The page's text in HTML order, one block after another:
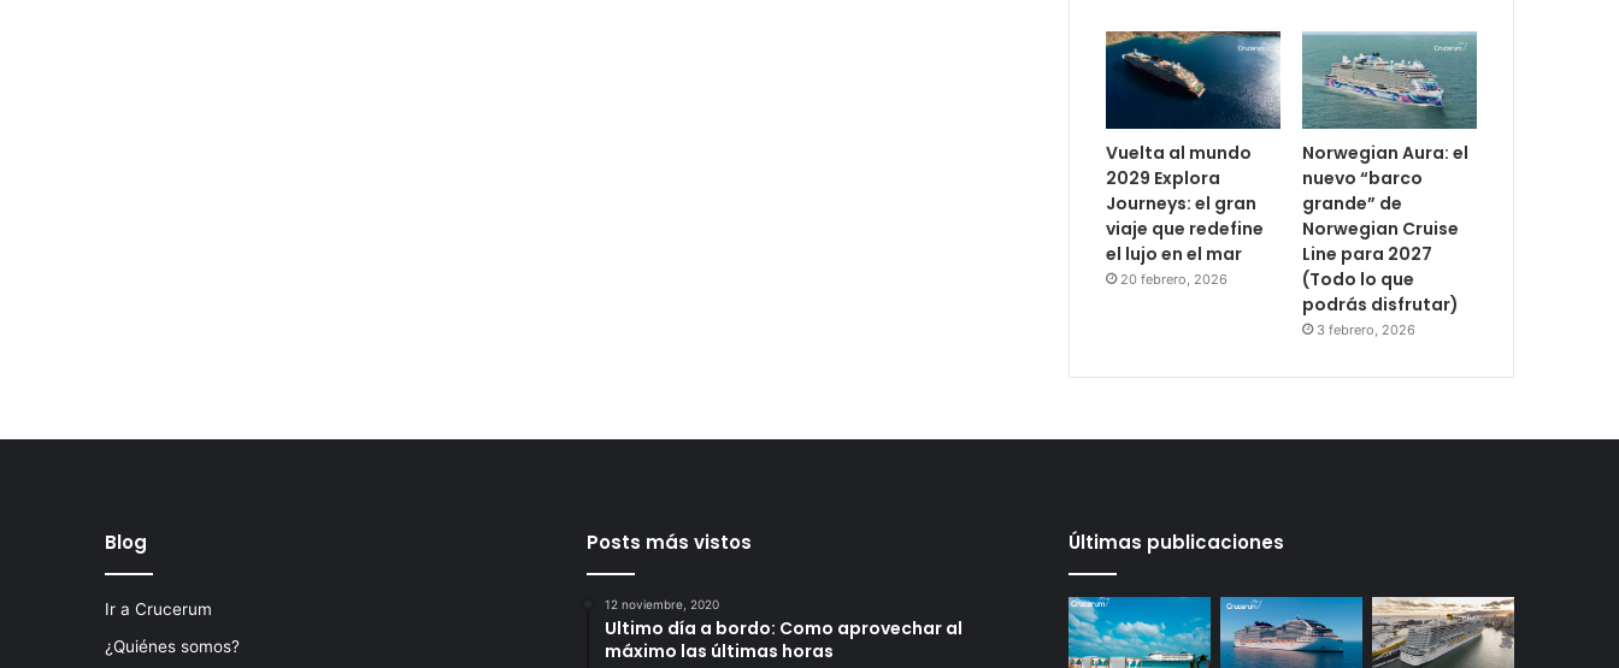
Vuelta al mundo
2029 Explora
Journeys: el gran
viaje que redefine
el lujo en el mar
20 febrero, 2026
Norwegian Aura: el
nuevo “barco
grande” de
Norwegian Cruise
Line para 2027
(Todo lo que
podrás disfrutar)
3 febrero, 2026
Blog
Ir a Crucerum
¿Quiénes somos?
Posts más vistos
12 noviembre, 2020
Ultimo día a bordo: Como aprovechar al
máximo las últimas horas
Últimas publicaciones